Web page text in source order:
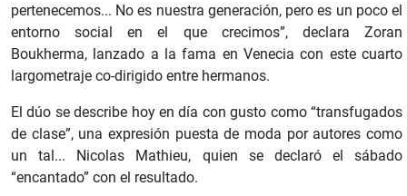
pertenecemos... No es nuestra generación, pero es un poco el
entorno social en el que crecimos”, declara Zoran
Boukherma, lanzado a la fama en Venecia con este cuarto
largometraje co-dirigido entre hermanos.
El dúo se describe hoy en día con gusto como “transfugados
de clase”, una expresión puesta de moda por autores como
un tal... Nicolas Mathieu, quien se declaró el sábado
“encantado” con el resultado.